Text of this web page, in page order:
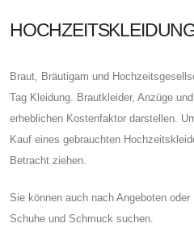
Braut, Bräutigam und
Tag Kleidung. Brautkleider, Anzüge
erheblichen Kostenfaktor darstellen.
Kauf eines gebrauchten
Betracht ziehen.
Sie können auch nach Angeboten
Schuhe und Schmuck suchen.